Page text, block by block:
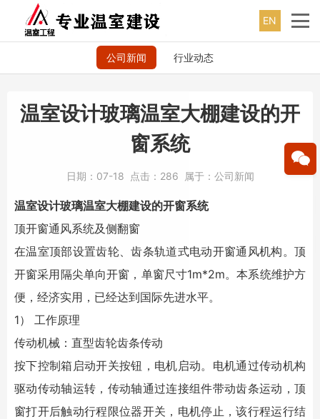
EN
公司新闻 行业动态
温室设计玻璃温室大棚建设的开
窗系统
日期： 07-18 点击： 286 属于： 公司新闻
温室设计玻璃温室大棚建设的开窗系统
顶开窗通风系统及侧翻窗
在温室顶部设置齿轮、齿条轨道式电动开窗通风机构。顶
开窗采用隔尖单向开窗，单窗尺寸1m*2m。本系统维护方
便，经济实用，已经达到国际先进水平。
1） 工作原理
传动机械：直型齿轮齿条传动
按下控制箱启动开关按钮，电机启动。电机通过传动机构
驱动传动轴运转，传动轴通过连接组件带动齿条运动，顶
窗打开后触动行程限位器开关，电机停止，该行程运行结